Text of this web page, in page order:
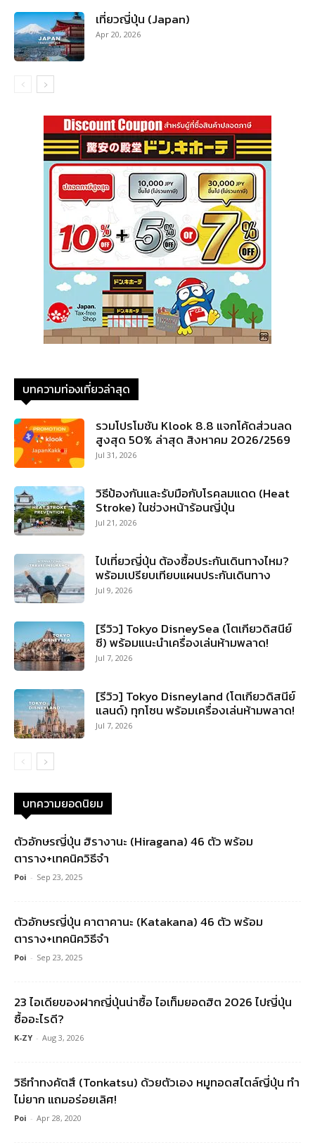
เที่ยวญี่ปุ่น (Japan)
Apr 20, 2026
บทความท่องเที่ยวล่าสุด
รวมโปรโมชัน Klook 8.8 แจกโค้ดส่วนลด
สูงสุด 50% ล่าสุด สิงหาคม 2026/2569
Jul 31, 2026
วิธีป้องกันและรับมือกับโรคลมแดด (Heat
Stroke) ในช่วงหน้าร้อนญี่ปุ่น
Jul 21, 2026
ไปเที่ยวญี่ปุ่น ต้องซื้อประกันเดินทางไหม?
พร้อมเปรียบเทียบแผนประกันเดินทาง
Jul 9, 2026
[รีวิว] Tokyo DisneySea (โตเกียวดิสนีย์
ซี) พร้อมแนะนำเครื่องเล่นห้ามพลาด!
Jul 7, 2026
[รีวิว] Tokyo Disneyland (โตเกียวดิสนีย์
แลนด์) ทุกโซน พร้อมเครื่องเล่นห้ามพลาด!
Jul 7, 2026
บทความยอดนิยม
ตัวอักษรญี่ปุ่น ฮิรางานะ (Hiragana) 46 ตัว พร้อม
ตาราง+เทคนิควิธีจำ
Poi - Sep 23, 2025
ตัวอักษรญี่ปุ่น คาตาคานะ (Katakana) 46 ตัว พร้อม
ตาราง+เทคนิควิธีจำ
Poi - Sep 23, 2025
23 ไอเดียของฝากญี่ปุ่นน่าซื้อ ไอเท็มยอดฮิต 2026 ไปญี่ปุ่น
ซื้ออะไรดี?
K-ZY - Aug 3, 2026
วิธีทำทงคัตสึ (Tonkatsu) ด้วยตัวเอง หมูทอดสไตล์ญี่ปุ่น ทำ
ไม่ยาก แถมอร่อยเลิศ!
Poi - Apr 28, 2020